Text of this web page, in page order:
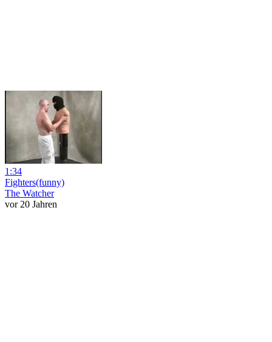
1:34
Fighters(funny)
The Watcher
vor 20 Jahren